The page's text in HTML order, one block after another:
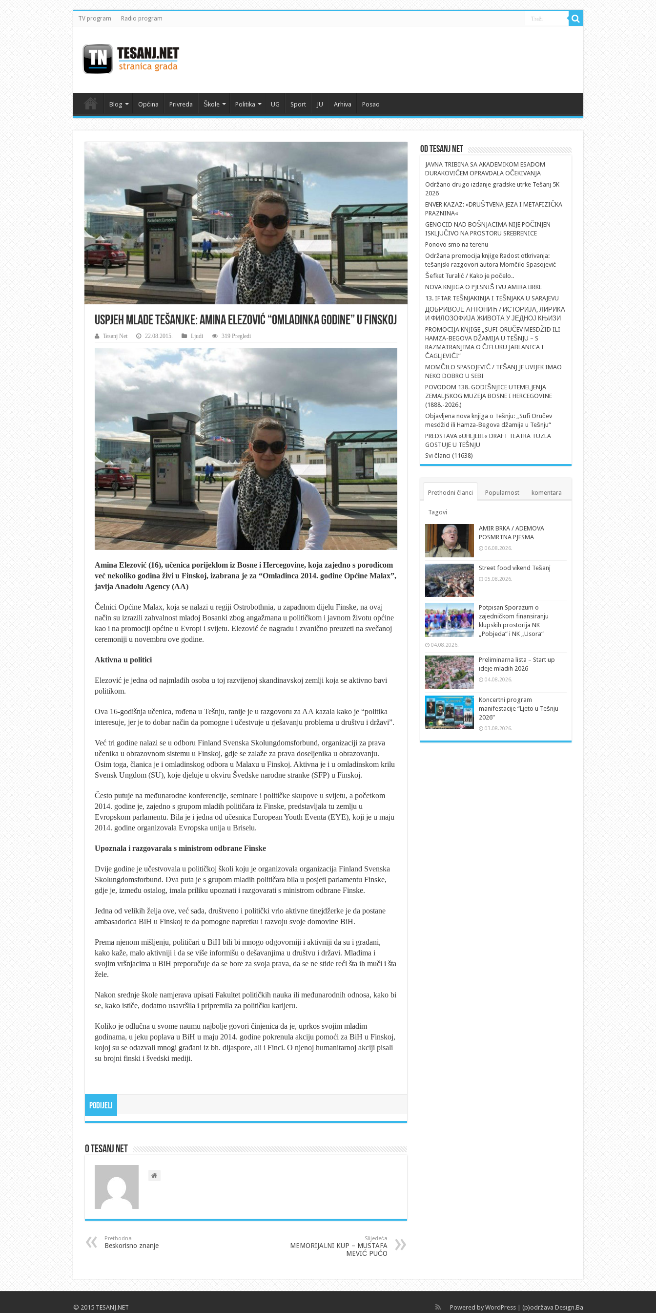
TV program Radio program
Blog Općina Privreda Škole Politika UG Sport JU Arhiva Posao
Uspjeh mlade Tešanjke: Amina Elezović “Omladinka godine” u Finskoj
Tesanj Net 22.08.2015. Ljudi 319 Pregledi
Amina Elezović (16), učenica porijeklom iz Bosne i Hercegovine, koja zajedno s porodicom
već nekoliko godina živi u Finskoj, izabrana je za “Omladinca 2014. godine Općine Malax”,
javlja Anadolu Agency (AA)
Čelnici Općine Malax, koja se nalazi u regiji Ostrobothnia, u zapadnom dijelu Finske, na ovaj
način su izrazili zahvalnost mladoj Bosanki zbog angažmana u političkom i javnom životu općine
kao i na promociji općine u Evropi i svijetu. Elezović će nagradu i zvanično preuzeti na svečanoj
ceremoniji u novembru ove godine.
Aktivna u politici
Elezović je jedna od najmlađih osoba u toj razvijenoj skandinavskoj zemlji koja se aktivno bavi
politikom.
Ova 16-godišnja učenica, rođena u Tešnju, ranije je u razgovoru za AA kazala kako je “politika
interesuje, jer je to dobar način da pomogne i učestvuje u rješavanju problema u društvu i državi”.
Već tri godine nalazi se u odboru Finland Svenska Skolungdomsforbund, organizaciji za prava
učenika u obrazovnom sistemu u Finskoj, gdje se zalaže za prava doseljenika u obrazovanju.
Osim toga, članica je i omladinskog odbora u Malaxu u Finskoj. Aktivna je i u omladinskom krilu
Svensk Ungdom (SU), koje djeluje u okviru Švedske narodne stranke (SFP) u Finskoj.
Često putuje na međunarodne konferencije, seminare i političke skupove u svijetu, a početkom
2014. godine je, zajedno s grupom mladih političara iz Finske, predstavljala tu zemlju u
Evropskom parlamentu. Bila je i jedna od učesnica European Youth Eventa (EYE), koji je u maju
2014. godine organizovala Evropska unija u Briselu.
Upoznala i razgovarala s ministrom odbrane Finske
Dvije godine je učestvovala u političkoj školi koju je organizovala organizacija Finland Svenska
Skolungdomsforbund. Dva puta je s grupom mladih političara bila u posjeti parlamentu Finske,
gdje je, između ostalog, imala priliku upoznati i razgovarati s ministrom odbrane Finske.
Jedna od velikih želja ove, već sada, društveno i politički vrlo aktivne tinejdžerke je da postane
ambasadorica BiH u Finskoj te da pomogne napretku i razvoju svoje domovine BiH.
Prema njenom mišljenju, političari u BiH bili bi mnogo odgovorniji i aktivniji da su i građani,
kako kaže, malo aktivniji i da se više informišu o dešavanjima u društvu i državi. Mladima i
svojim vršnjacima u BiH preporučuje da se bore za svoja prava, da se ne stide reći šta ih muči i šta
žele.
Nakon srednje škole namjerava upisati Fakultet političkih nauka ili međunarodnih odnosa, kako bi
se, kako ističe, dodatno usavršila i pripremila za političku karijeru.
Koliko je odlučna u svome naumu najbolje govori činjenica da je, uprkos svojim mladim
godinama, u jeku poplava u BiH u maju 2014. godine pokrenula akciju pomoći za BiH u Finskoj,
kojoj su se odazvali mnogi građani iz bh. dijaspore, ali i Finci. O njenoj humanitarnoj akciji pisali
su brojni finski i švedski mediji.
Podijeli
O Tesanj Net
Prethodna
Beskorisno znanje
Slijedeća
MEMORIJALNI KUP – MUSTAFA
MEVIĆ PUĆO
Od Tesanj Net
JAVNA TRIBINA SA AKADEMIKOM ESADOM
DURAKOVIĆEM OPRAVDALA OČEKIVANJA
Održano drugo izdanje gradske utrke Tešanj 5K
2026
ENVER KAZAZ: »DRUŠTVENA JEZA I METAFIZIČKA
PRAZNINA«
GENOCID NAD BOŠNJACIMA NIJE POČINJEN
ISKLJUČIVO NA PROSTORU SREBRENICE
Ponovo smo na terenu
Održana promocija knjige Radost otkrivanja:
tešanjski razgovori autora Momčilo Spasojević
Šefket Turalić / Kako je počelo..
NOVA KNJIGA O PJESNIŠTVU AMIRA BRKE
13. IFTAR TEŠNJAKINJA I TEŠNJAKA U SARAJEVU
ДОБРИВОЈЕ АНТОНИЋ / ИСТОРИЈА, ЛИРИКА
И ФИЛОЗОФИЈА ЖИВОТА У ЈЕДНОЈ КЊИЗИ
PROMOCIJA KNJIGE „SUFI ORUČEV MESDŽID ILI
HAMZA-BEGOVA DŽAMIJA U TEŠNJU – S
RAZMATRANJIMA O ČIFLUKU JABLANICA I
ČAGLJEVIĆI”
MOMČILO SPASOJEVIĆ / TEŠANJ JE UVIJEK IMAO
NEKO DOBRO U SEBI
POVODOM 138. GODIŠNJICE UTEMELJENJA
ZEMALJSKOG MUZEJA BOSNE I HERCEGOVINE
(1888.-2026.)
Objavljena nova knjiga o Tešnju: „Sufi Oručev
mesdžid ili Hamza-Begova džamija u Tešnju“
PREDSTAVA »UHLJEBI« DRAFT TEATRA TUZLA
GOSTUJE U TEŠNJU
Svi članci (11638)
Prethodni članci Popularnost komentara
Tagovi
AMIR BRKA / ADEMOVA
POSMRTNA PJESMA
06.08.2026.
Street food vikend Tešanj
05.08.2026.
Potpisan Sporazum o
zajedničkom finansiranju
klupskih prostorija NK
„Pobjeda“ i NK „Usora“
04.08.2026.
Preliminarna lista – Start up
ideje mladih 2026
04.08.2026.
Koncertni program
manifestacije “Ljeto u Tešnju
2026”
03.08.2026.
Powered by WordPress| (p)održava Design.Ba
© 2015 TESANJ.NET